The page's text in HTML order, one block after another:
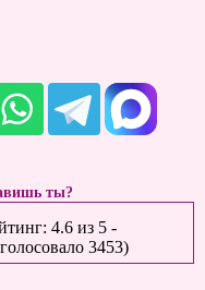
ты?
4.6из 5-
3453)